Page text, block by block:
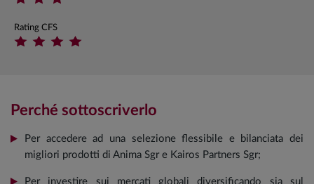
Rating CFS
Perché sottoscriverlo
Per accedere ad una selezione flessibile e bilanciata dei
migliori prodotti di Anima Sgr e Kairos Partners Sgr;
Per investire sui mercati globali diversificando sia sul